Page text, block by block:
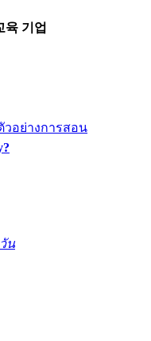
육 기업
วอย่างการสอน
น